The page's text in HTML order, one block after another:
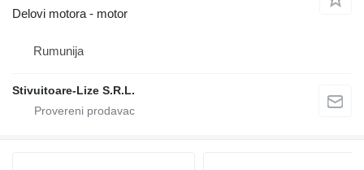
Delovi motora - motor
Rumunija
Stivuitoare-Lize S.R.L.